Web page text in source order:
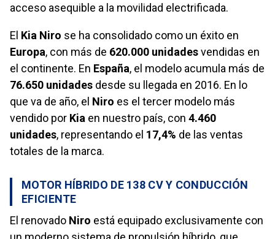
acceso asequible a la movilidad electrificada.
El Kia Niro se ha consolidado como un éxito en
Europa, con más de 620.000 unidadesvendidas en
el continente. En España, el modelo acumula más de
76.650 unidades desde su llegada en 2016. En lo
que va de año, el Niro es el tercer modelo más
vendido por Kia en nuestro país, con 4.460
unidades, representando el 17,4% de las ventas
totales de la marca.
MOTOR HÍBRIDO DE 138 CV Y CONDUCCIÓN
EFICIENTE
El renovado Niro está equipado exclusivamente con